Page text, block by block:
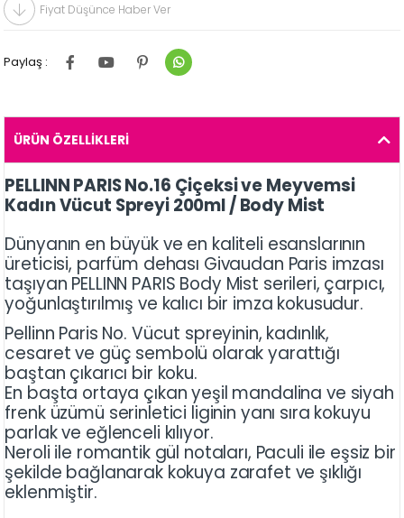
Fiyat Düşünce Haber Ver
Paylaş :
ÜRÜN ÖZELLIKLERI
PELLINN PARIS No.16 Çiçeksi ve Meyvemsi
Kadın Vücut Spreyi 200ml / Body Mist
Dünyanın en büyük ve en kaliteli esanslarının
üreticisi, parfüm dehası Givaudan Paris imzası
taşıyan PELLINN PARIS Body Mist serileri, çarpıcı,
yoğunlaştırılmış ve kalıcı bir imza kokusudur.
Pellinn Paris No. Vücut spreyinin, kadınlık,
cesaret ve güç sembolü olarak yarattığı
baştan çıkarıcı bir koku.
En başta ortaya çıkan yeşil mandalina ve siyah
frenk üzümü serinletici liginin yanı sıra kokuyu
parlak ve eğlenceli kılıyor.
Neroli ile romantik gül notaları, Paculi ile eşsiz bir
şekilde bağlanarak kokuya zarafet ve şıklığı
eklenmiştir.